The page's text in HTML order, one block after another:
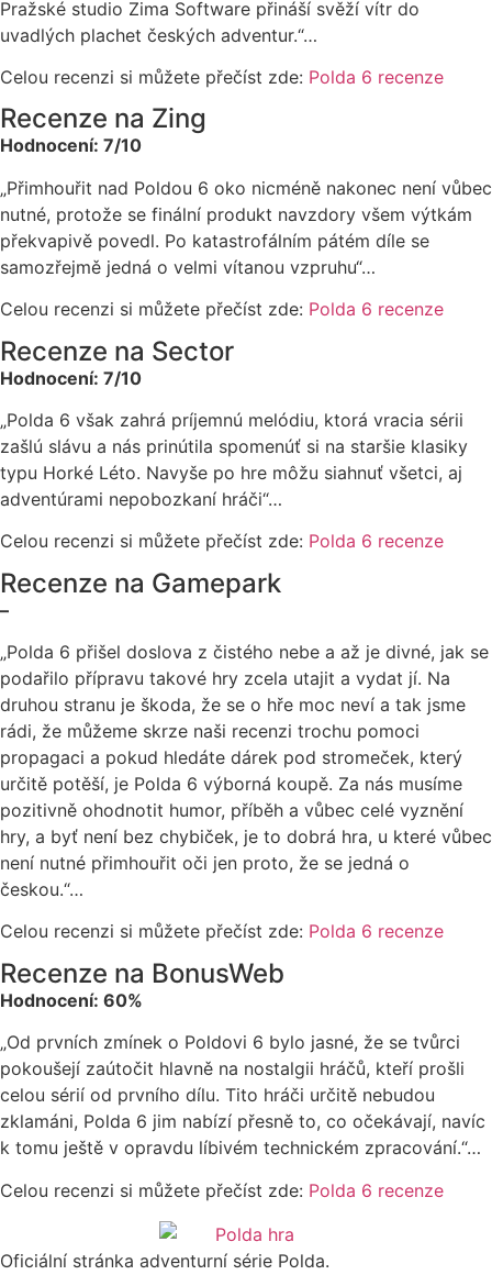
Pražské studio Zima Software přináší svěží vítr do
uvadlých plachet českých adventur.“…
Celou recenzi si můžete přečíst zde: Polda 6 recenze
Recenze na Zing
Hodnocení: 7/10
„Přimhouřit nad Poldou 6 oko nicméně nakonec není vůbec
nutné, protože se finální produkt navzdory všem výtkám
překvapivě povedl. Po katastrofálním pátém díle se
samozřejmě jedná o velmi vítanou vzpruhu“…
Celou recenzi si můžete přečíst zde: Polda 6 recenze
Recenze na Sector
Hodnocení: 7/10
„Polda 6 však zahrá príjemnú melódiu, ktorá vracia sérii
zašlú slávu a nás prinútila spomenúť si na staršie klasiky
typu Horké Léto. Navyše po hre môžu siahnuť všetci, aj
adventúrami nepobozkaní hráči“…
Celou recenzi si můžete přečíst zde: Polda 6 recenze
Recenze na Gamepark
–
„Polda 6 přišel doslova z čistého nebe a až je divné, jak se
podařilo přípravu takové hry zcela utajit a vydat jí. Na
druhou stranu je škoda, že se o hře moc neví a tak jsme
rádi, že můžeme skrze naši recenzi trochu pomoci
propagaci a pokud hledáte dárek pod stromeček, který
určitě potěší, je Polda 6 výborná koupě. Za nás musíme
pozitivně ohodnotit humor, příběh a vůbec celé vyznění
hry, a byť není bez chybiček, je to dobrá hra, u které vůbec
není nutné přimhouřit oči jen proto, že se jedná o
českou.“…
Celou recenzi si můžete přečíst zde: Polda 6 recenze
Recenze na BonusWeb
Hodnocení: 60%
„Od prvních zmínek o Poldovi 6 bylo jasné, že se tvůrci
pokoušejí zaútočit hlavně na nostalgii hráčů, kteří prošli
celou sérií od prvního dílu. Tito hráči určitě nebudou
zklamáni, Polda 6 jim nabízí přesně to, co očekávají, navíc
k tomu ještě v opravdu líbivém technickém zpracování.“…
Celou recenzi si můžete přečíst zde: Polda 6 recenze
Oficiální stránka adventurní série Polda.